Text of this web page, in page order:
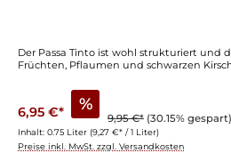
Der Passa Tinto ist wohl strukturiert und
Früchten, Pflaumen und schwarzen
6,95 €* %
9,95 €* (30.15% gespart)
Inhalt: 0.75 Liter (9,27 €* / 1 Liter)
Preise inkl. MwSt. zzgl. Versandkosten